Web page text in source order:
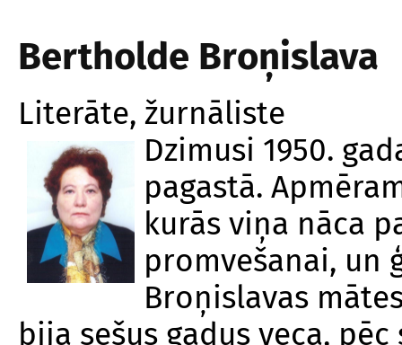
Bertholde Broņislava
Literāte, žurnāliste
Dzimusi 1950.
pagastā.
kurās viņa nāca
promvešanai, un
Broņislavas
bija sešus gadus veca,